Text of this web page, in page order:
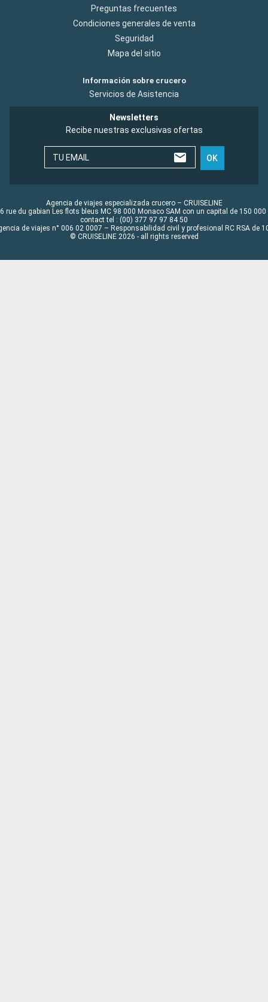
Preguntas frecuentes
Condiciones generales de venta
Seguridad
Mapa del sitio
Información sobre crucero
Servicios de Asistencia
Newsletters
Recibe nuestras exclusivas ofertas
TU EMAIL OK
Agencia de viajes especializada crucero – CRUISELINE
rue du gabian Les flots bleus MC 98 000 Monaco SAM con un capital de 150 000
contact tel : (00) 377 97 97 84 50
de viajes n° 006 02 0007 – Responsabilidad civil y profesional RC RSA de
© CRUISELINE 2026 - all rights reserved